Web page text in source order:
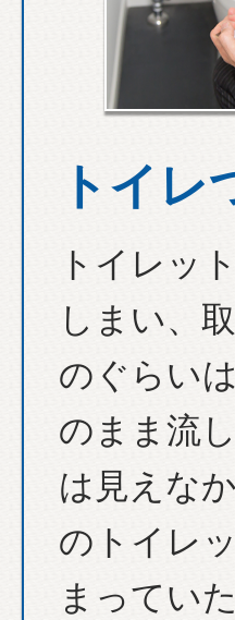
トイレ
トイレッ
しまい、
のぐらい
のまま流
は見えな
のトイレ
まってい